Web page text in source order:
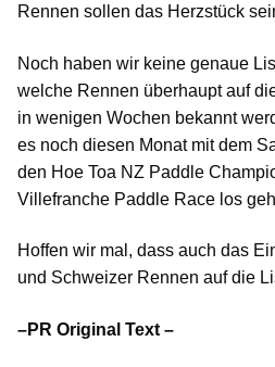
Rennen sollen das Herzstück
Noch haben wir keine genaue
welche Rennen überhaupt auf
in wenigen Wochen bekannt
es noch diesen Monat mit dem
den Hoe Toa NZ Paddle
Villefranche Paddle Race los
Hoffen wir mal, dass auch das
und Schweizer Rennen auf die
–PR Original Text –